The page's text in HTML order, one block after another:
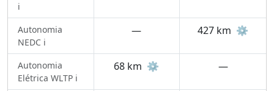
ℹ️
Autonomia
NEDC ℹ️
— 427 km ⚙️
Autonomia
Elétrica WLTP ℹ️
68 km ⚙️ —